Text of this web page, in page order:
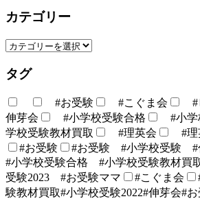
カテゴリー
タグ
#お受験 #こぐま会 #
伸芽会
#小学校受験合格 #小学
学校受験教材買取
#理英会
#理
#お受験
#お受験 #小学校受験
#小学校受験合格 #小学校受験教材
受験2023 #お受験ママ
#こぐま会
験教材買取#小学校受験2022#伸芽会#お